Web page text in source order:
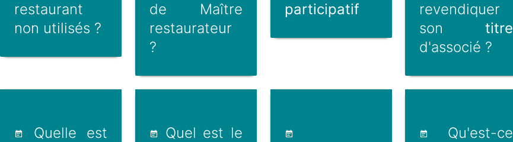
restaurant
non utilisés ?
de Maître
restaurateur
?
participatif
revendiquer
son titre
d'associé ?
Quelle est
Quel est le
Qu'est-ce